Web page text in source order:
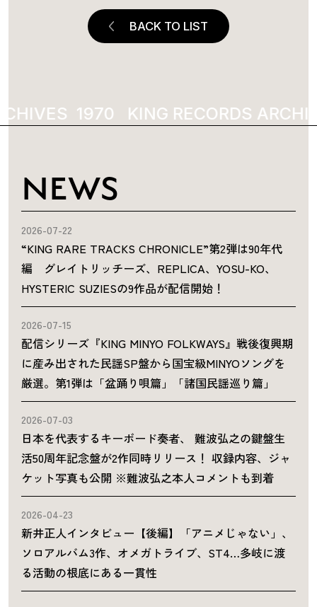
BACK TO LIST
1970 KING RECORDS
NEWS
2026-07-22
“KING RARE TRACKS CHRONICLE”第2弾は90年代
編 グレイトリッチーズ、REPLICA、YOSU-KO、
HYSTERIC SUZIESの9作品が配信開始！
2026-07-15
配信シリーズ『KING MINYO FOLKWAYS』戦後復興期
に産み出された民謡SP盤から国宝級MINYOソングを
厳選。第1弾は「盆踊り唄篇」「諸国民謡巡り篇」
2026-07-03
日本を代表するキーボード奏者、 難波弘之の鍵盤生
活50周年記念盤が2作同時リリース！ 収録内容、ジャ
ケット写真も公開 ※難波弘之本人コメントも到着
2026-04-23
新井正人インタビュー【後編】「アニメじゃない」、
ソロアルバム3作、オメガトライブ、ST4…多岐に渡
る活動の根底にある一貫性